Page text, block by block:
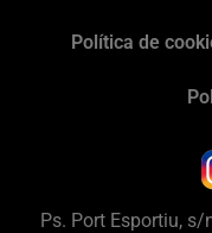
Política de
Ps. Port Esportiu, s/